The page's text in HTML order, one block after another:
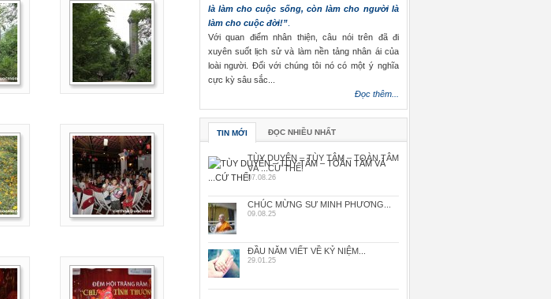
là làm cho cuộc sống, còn làm cho người là
làm cho cuộc đời!”.
Với quan điểm nhân thiện, câu nói trên đã đi
xuyên suốt lịch sử và làm nền tảng nhân ái của
loài người. Đối với chúng tôi nó có một ý nghĩa
cực kỳ sâu sắc...
Đọc thêm...
TIN MỚI ĐỌC NHIỀU NHẤT
TÙY DUYÊN – TÙY TÂM – TOÀN TÂM
VÀ ...CỨ THẾ!
07.08.26
CHÚC MỪNG SƯ MINH PHƯƠNG...
09.08.25
ĐẦU NĂM VIẾT VỀ KỶ NIỆM...
29.01.25